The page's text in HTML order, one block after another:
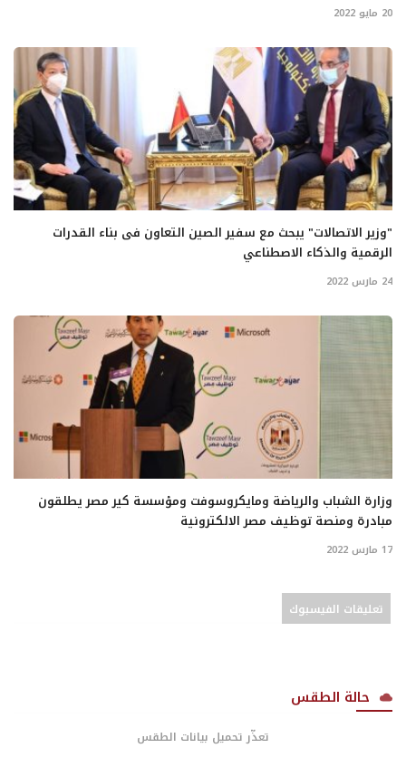
20 مايو 2022
"وزير الاتصالات" يبحث مع سفير الصين التعاون فى بناء القدرات
الرقمية والذكاء الاصطناعي
24 مارس 2022
وزارة الشباب والرياضة ومايكروسوفت ومؤسسة كير مصر يطلقون
مبادرة ومنصة توظيف مصر الالكترونية
17 مارس 2022
تعليقات الفيسبوك
حالة الطقس
تعذّر تحميل بيانات الطقس